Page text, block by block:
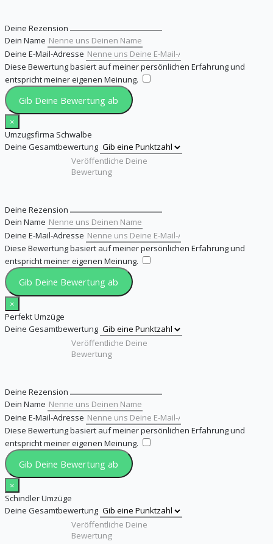
Deine Rezension
Dein Name
Deine E-Mail-Adresse
Diese Bewertung basiert auf meiner persönlichen Erfahrung und
entspricht meiner eigenen Meinung.
Gib Deine Bewertung ab
×
Umzugsfirma Schwalbe
Deine Gesamtbewertung
Deine Rezension
Dein Name
Deine E-Mail-Adresse
Diese Bewertung basiert auf meiner persönlichen Erfahrung und
entspricht meiner eigenen Meinung.
Gib Deine Bewertung ab
×
Perfekt Umzüge
Deine Gesamtbewertung
Deine Rezension
Dein Name
Deine E-Mail-Adresse
Diese Bewertung basiert auf meiner persönlichen Erfahrung und
entspricht meiner eigenen Meinung.
Gib Deine Bewertung ab
×
Schindler Umzüge
Deine Gesamtbewertung